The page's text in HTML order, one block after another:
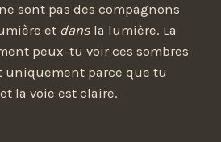
sont pas des compagnons
et dans la lumière. La
peux-tu voir ces sombres
uniquement parce que tu
la voie est claire.